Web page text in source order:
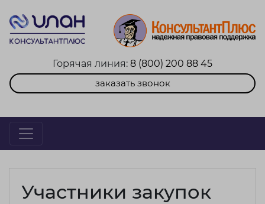
Горячая линия: 8 (800) 200 88 45
заказать звонок
Участники закупок